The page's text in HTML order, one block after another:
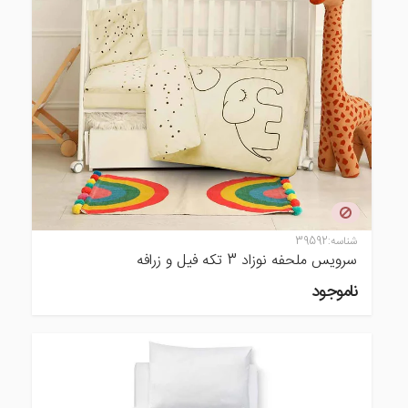
شناسه:39592
سرویس ملحفه نوزاد 3 تکه فیل و زرافه
ناموجود